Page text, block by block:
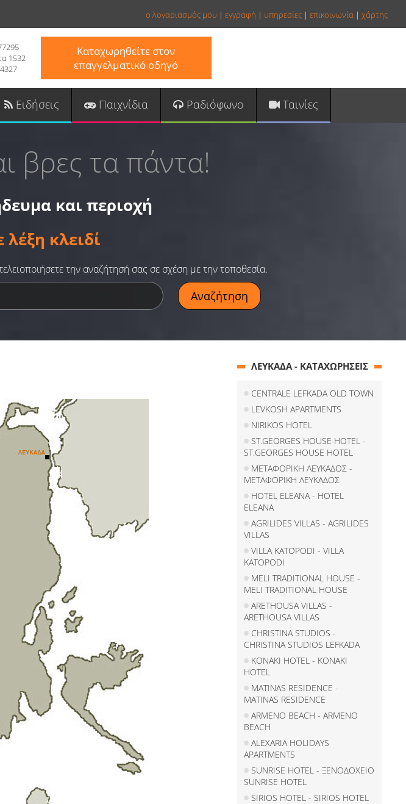
ο λογαριασμός μου | εγγραφή | υπηρεσίες | επικοινωνία | χάρτης
1532
Καταχωρηθείτε στον
επαγγελματικό οδηγό
Ειδήσεις Παιχνίδια Ραδιόφωνο Ταινίες
βρες τα πάντα!
και περιοχή
κλειδί
την αναζήτησή σας σε σχέση με την τοποθεσία.
ΛΕΥΚΑΔΑ - ΚΑΤΑΧΩΡΗΣΕΙΣ
CENTRALE LEFKADA OLD TOWN
LEVKOSH APARTMENTS
NIRIKOS HOTEL
ST.GEORGES HOUSE HOTEL -
ST.GEORGES HOUSE HOTEL
ΜΕΤΑΦΟΡΙΚΗ ΛΕΥΚΑΔΟΣ -
ΜΕΤΑΦΟΡΙΚΗ ΛΕΥΚΑΔΟΣ
HOTEL ELEANA - HOTEL
ELEANA
AGRILIDES VILLAS - AGRILIDES
VILLAS
VILLA KATOPODI - VILLA
KATOPODI
MELI TRADITIONAL HOUSE -
MELI TRADITIONAL HOUSE
ARETHOUSA VILLAS -
ARETHOUSA VILLAS
CHRISTINA STUDIOS -
CHRISTINA STUDIOS LEFKADA
KONAKI HOTEL - KONAKI
HOTEL
MATINAS RESIDENCE -
MATINAS RESIDENCE
ARMENO BEACH - ARMENO
BEACH
ALEXARIA HOLIDAYS
APARTMENTS
SUNRISE HOTEL - ΞΕΝΟΔΟΧΕΙΟ
SUNRISE HOTEL
SIRIOS HOTEL - SIRIOS HOTEL